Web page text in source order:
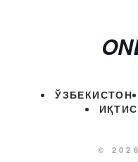
ЎЗБЕКИСТОН
©